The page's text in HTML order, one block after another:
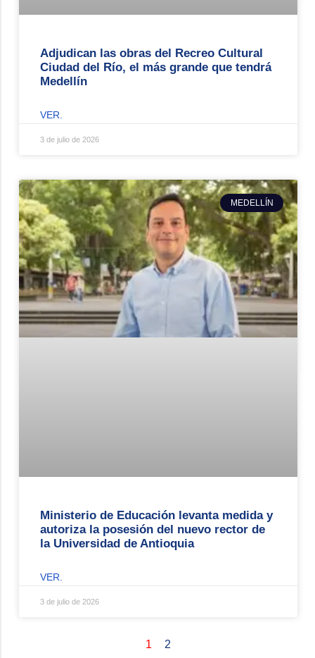
Adjudican las obras del Recreo Cultural
Ciudad del Río, el más grande que tendrá
Medellín
VER.
3 de julio de 2026
MEDELLÍN
Ministerio de Educación levanta medida y
autoriza la posesión del nuevo rector de
la Universidad de Antioquia
VER.
3 de julio de 2026
1 2